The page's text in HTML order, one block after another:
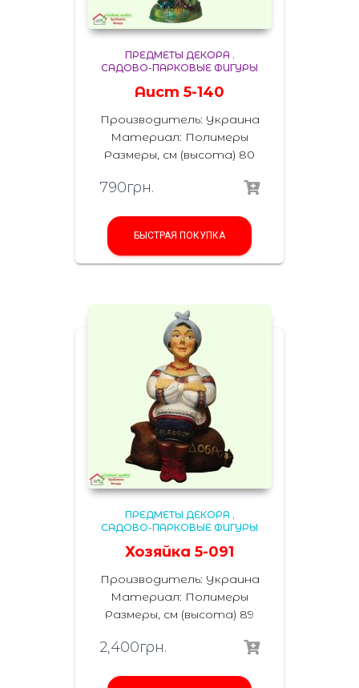
ПРЕДМЕТЫ ДЕКОРА ,
САДОВО-ПАРКОВЫЕ ФИГУРЫ
Аист 5-140
Производитель: Украина
Материал: Полимеры
Размеры, см (высота) 80
790грн.
БЫСТРАЯ ПОКУПКА
ПРЕДМЕТЫ ДЕКОРА ,
САДОВО-ПАРКОВЫЕ ФИГУРЫ
Хозяйка 5-091
Производитель: Украина
Материал: Полимеры
Размеры, см (высота) 89
2,400грн.